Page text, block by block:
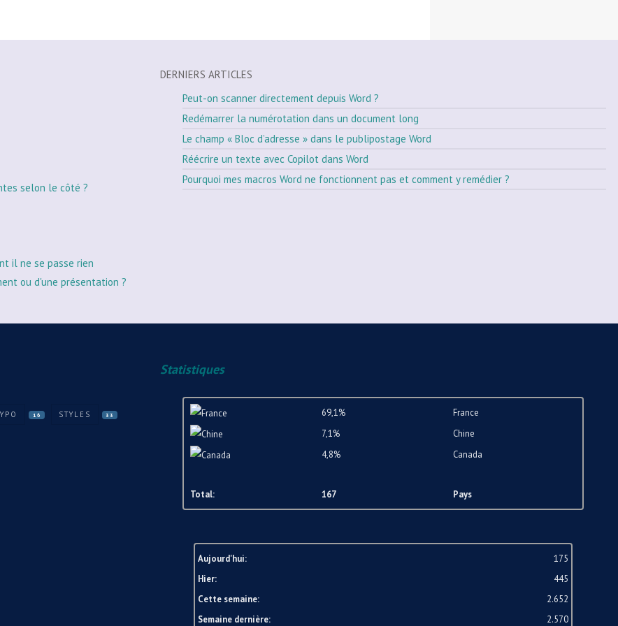
selon le côté ?
il ne se passe rien
ou d'une présentation ?
DERNIERS ARTICLES
Peut-on scanner directement depuis Word ?
Redémarrer la numérotation dans un document long
Le champ « Bloc d’adresse » dans le publipostage Word
Réécrire un texte avec Copilot dans Word
Pourquoi mes macros Word ne fonctionnent pas et comment y remédier ?
16 STYLES 33
Statistiques
69,1%
France
7,1%
Chine
4,8%
Canada
Total: 167 Pays
Aujourd'hui:
175
Hier:
445
Cette semaine:
2.652
Semaine dernière:
2.570